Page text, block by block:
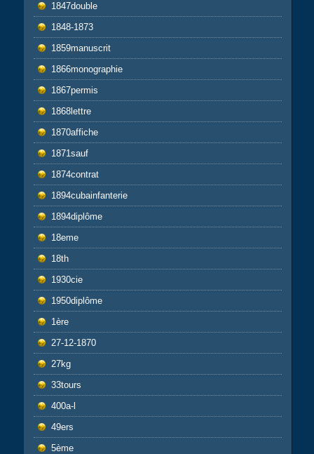
1847double
1848-1873
1859manuscrit
1866monographie
1867permis
1868lettre
1870affiche
1871sauf
1874contrat
1894cubainfanterie
1894diplôme
18eme
18th
1930cie
1950diplôme
1ère
27-12-1870
27kg
33tours
400a-l
49ers
5ème